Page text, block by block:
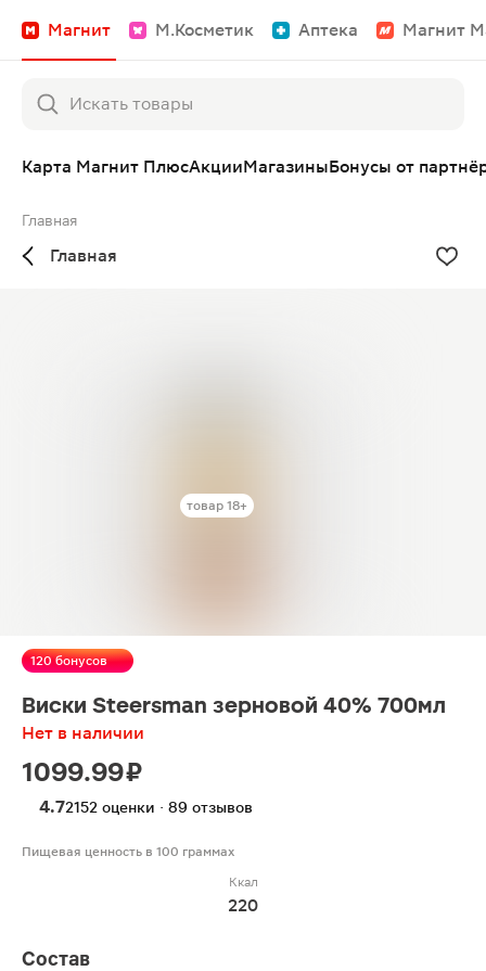
Магнит М.Косметик Аптека Магнит
Карта Магнит ПлюсАкцииМагазиныБонусы от
Главная
Главная
товар 18+
120 бонусов
Виски Steersman зерновой 40% 700мл
Нет в наличии
1099.99 ₽
4.72152 оценки · 89 отзывов
Пищевая ценность в 100 граммах
Ккал
220
Состав